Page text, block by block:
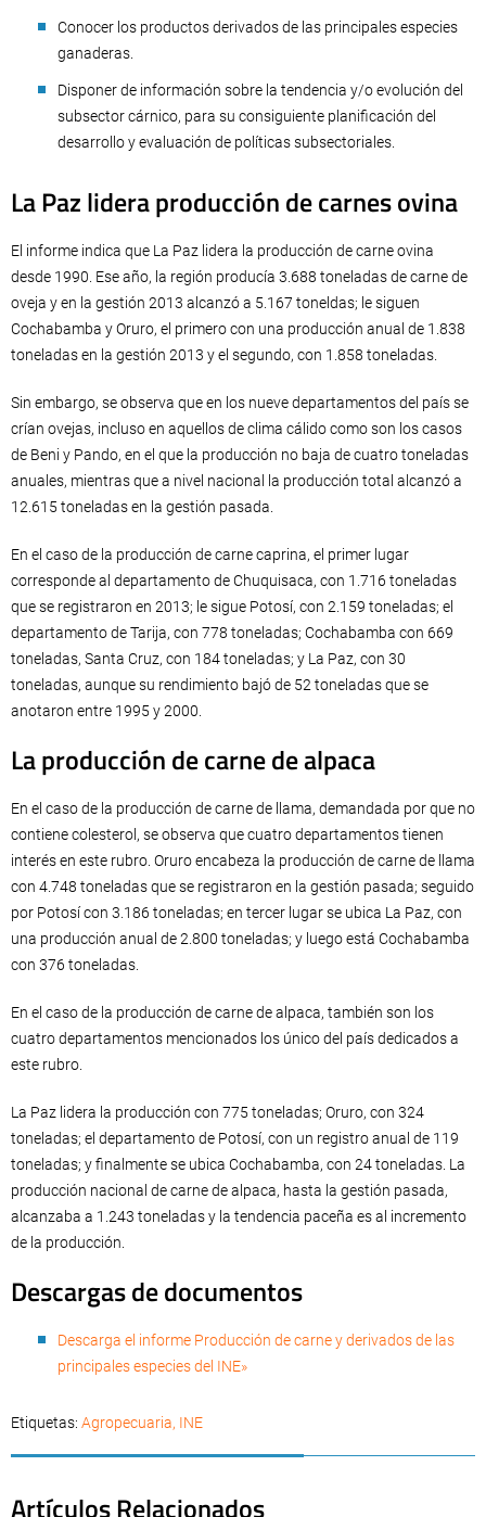
Conocer los productos derivados de las principales especies
ganaderas.
Disponer de información sobre la tendencia y/o evolución del
subsector cárnico, para su consiguiente planificación del
desarrollo y evaluación de políticas subsectoriales.
La Paz lidera producción de carnes ovina
El informe indica que La Paz lidera la producción de carne ovina
desde 1990. Ese año, la región producía 3.688 toneladas de carne de
oveja y en la gestión 2013 alcanzó a 5.167 toneldas; le siguen
Cochabamba y Oruro, el primero con una producción anual de 1.838
toneladas en la gestión 2013 y el segundo, con 1.858 toneladas.
Sin embargo, se observa que en los nueve departamentos del país se
crían ovejas, incluso en aquellos de clima cálido como son los casos
de Beni y Pando, en el que la producción no baja de cuatro toneladas
anuales, mientras que a nivel nacional la producción total alcanzó a
12.615 toneladas en la gestión pasada.
En el caso de la producción de carne caprina, el primer lugar
corresponde al departamento de Chuquisaca, con 1.716 toneladas
que se registraron en 2013; le sigue Potosí, con 2.159 toneladas; el
departamento de Tarija, con 778 toneladas; Cochabamba con 669
toneladas, Santa Cruz, con 184 toneladas; y La Paz, con 30
toneladas, aunque su rendimiento bajó de 52 toneladas que se
anotaron entre 1995 y 2000.
La producción de carne de alpaca
En el caso de la producción de carne de llama, demandada por que no
contiene colesterol, se observa que cuatro departamentos tienen
interés en este rubro. Oruro encabeza la producción de carne de llama
con 4.748 toneladas que se registraron en la gestión pasada; seguido
por Potosí con 3.186 toneladas; en tercer lugar se ubica La Paz, con
una producción anual de 2.800 toneladas; y luego está Cochabamba
con 376 toneladas.
En el caso de la producción de carne de alpaca, también son los
cuatro departamentos mencionados los único del país dedicados a
este rubro.
La Paz lidera la producción con 775 toneladas; Oruro, con 324
toneladas; el departamento de Potosí, con un registro anual de 119
toneladas; y finalmente se ubica Cochabamba, con 24 toneladas. La
producción nacional de carne de alpaca, hasta la gestión pasada,
alcanzaba a 1.243 toneladas y la tendencia paceña es al incremento
de la producción.
Descargas de documentos
Descarga el informe Producción de carne y derivados de las
principales especies del INE»
Etiquetas: Agropecuaria, INE
Artículos Relacionados